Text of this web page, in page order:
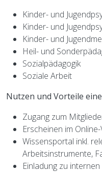
Kinder- und
Kinder- und
Kinder- und
Heil- und
Sozialpädagogik
Soziale Arbeit
Nutzen und Vorteile
Zugang zum
Erscheinen im
Wissensportal inkl.
Arbeitsinstrumente,
Einladung zu